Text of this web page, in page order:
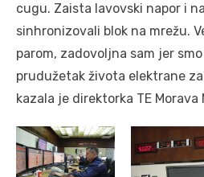
cugu. Zaista lavovski napor i
sinhronizovali blok na mrežu.
parom, zadovoljna sam jer
prudužetak života elektrane
kazala je direktorka TE